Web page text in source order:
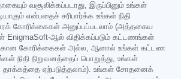
வசூலிக்கப்படாது, இருப்பினும் உங்கள்
என்பதைச் சரிபார்க்க உங்கள் நிதி
கோரிக்கைகள் அனுப்பப்படலாம் (அத்தகைய
EnigmaSoft-ஆல் விதிக்கப்படும் கட்டணங்கள்
கோரிக்கைகள் அல்ல, ஆனால் உங்கள் கட்டண
நிதி நிறுவனத்தைப் பொறுத்து, உங்கள்
தாக்கத்தை ஏற்படுத்தலாம்). உங்கள் சோதனைக்